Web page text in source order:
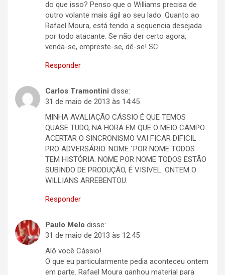
do que isso? Penso que o Williams precisa de
outro volante mais ágil ao seu lado. Quanto ao
Rafael Moura, está tendo a sequencia desejada
por todo atacante. Se não der certo agora,
venda-se, empreste-se, dê-se! SC
Responder
Carlos Tramontini disse:
31 de maio de 2013 às 14:45
MINHA AVALIAÇÃO CÁSSIO É QUE TEMOS
QUASE TUDO, NA HORA EM QUE O MEIO CAMPO
ACERTAR O SINCRONISMO VAI FICAR DIFICIL
PRO ADVERSÁRIO. NOME ´POR NOME TODOS
TEM HISTÓRIA. NOME POR NOME TODOS ESTÃO
SUBINDO DE PRODUÇÃO, É VISIVEL. ONTEM O
WILLIANS ARREBENTOU.
Responder
Paulo Melo disse:
31 de maio de 2013 às 12:45
Alô você Cássio!
O que eu particularmente pedia aconteceu ontem
em parte. Rafael Moura ganhou material para